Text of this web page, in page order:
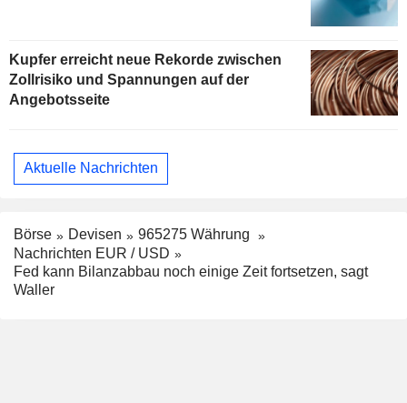
Kupfer erreicht neue Rekorde zwischen
Zollrisiko und Spannungen auf der
Angebotsseite
Aktuelle Nachrichten
Börse Devisen
965275 Währung
Nachrichten EUR / USD
Fed kann Bilanzabbau noch einige Zeit fortsetzen, sagt
Waller